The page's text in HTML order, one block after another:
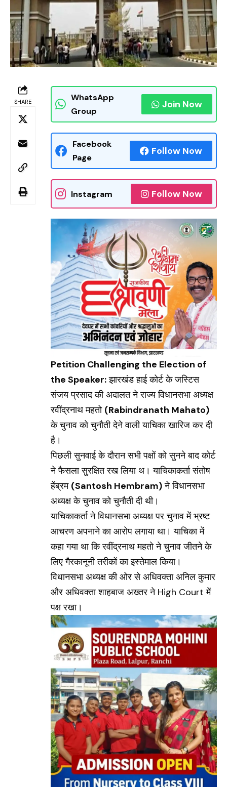
SHARE
WhatsApp
Group
Join Now
Facebook
Page
Follow Now
Instagram Follow Now
Petition Challenging the Election of
the Speaker:झारखंड हाई कोर्ट के जस्टिस
संजय प्रसाद की अदालत ने राज्य विधानसभा अध्यक्ष
रवींद्रनाथ महतो (Rabindranath Mahato)
के चुनाव को चुनौती देने वाली याचिका खारिज कर दी
है।
पिछली सुनवाई के दौरान सभी पक्षों को सुनने बाद कोर्ट
ने फैसला सुरक्षित रख लिया थ। याचिकाकर्ता संतोष
हेंब्रम (Santosh Hembram) ने विधानसभा
अध्यक्ष के चुनाव को चुनौती दी थी।
याचिकाकर्ता ने विधानसभा अध्यक्ष पर चुनाव में भ्रष्ट
आचरण अपनाने का आरोप लगाया था। याचिका में
कहा गया था कि रवींद्रनाथ महतो ने चुनाव जीतने के
लिए गैरकानूनी तरीकों का इस्तेमाल किया।
विधानसभा अध्यक्ष की ओर से अधिवक्ता अनिल कुमार
और अधिवक्ता शाहबाज अख्तर ने High Court में
पक्ष रखा।